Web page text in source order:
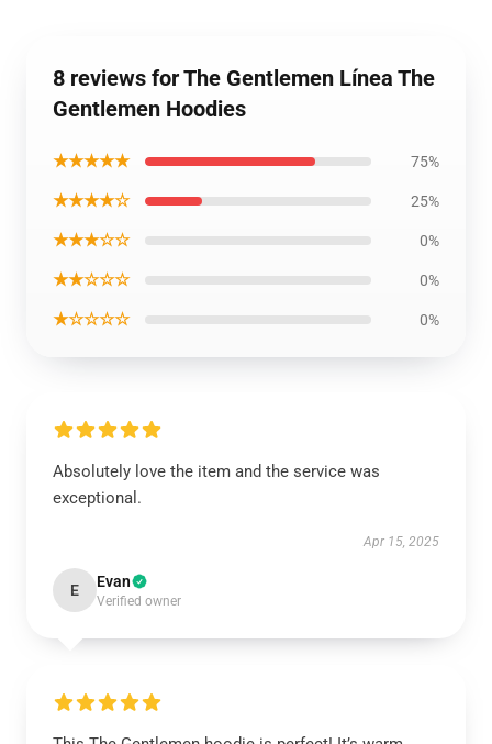
8 reviews for The Gentlemen Línea The
Gentlemen Hoodies
★★★★★ 75%
★★★★☆ 25%
★★★☆☆ 0%
★★☆☆☆ 0%
★☆☆☆☆ 0%
Absolutely love the item and the service was
exceptional.
Apr 15, 2025
E Evan
Verified owner